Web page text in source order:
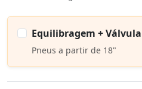
Equilibragem + Válvula
Pneus a partir de 18"